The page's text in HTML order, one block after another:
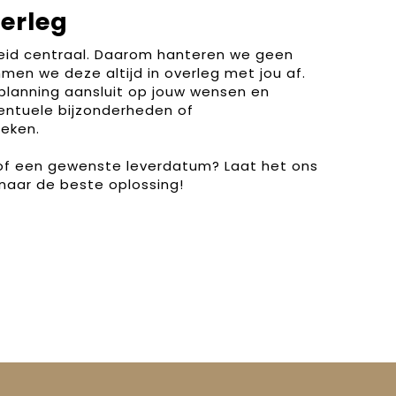
centraal. Daarom hanteren we geen
we deze altijd in overleg met jou af.
aansluit op jouw wensen en
bijzonderheden of
een gewenste leverdatum? Laat het ons
de beste oplossing!